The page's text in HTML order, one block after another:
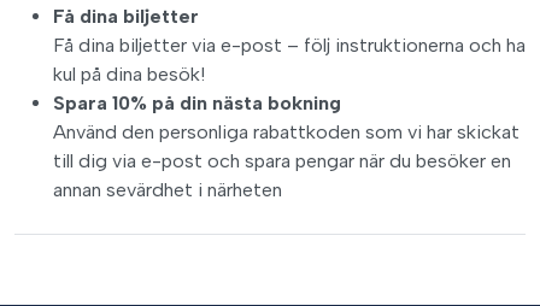
Få dina biljetter
Få dina biljetter via e-post – följ instruktionerna och ha
kul på dina besök!
Spara 10% på din nästa bokning
Använd den personliga rabattkoden som vi har skickat
till dig via e-post och spara pengar när du besöker en
annan sevärdhet i närheten